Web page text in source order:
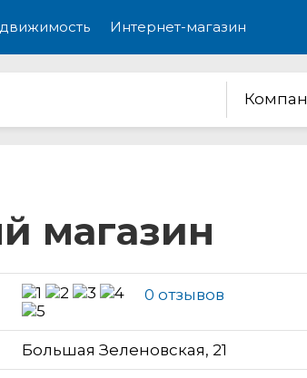
Интернет-магазин
магазин
0 отзывов
Большая Зеленовская, 21